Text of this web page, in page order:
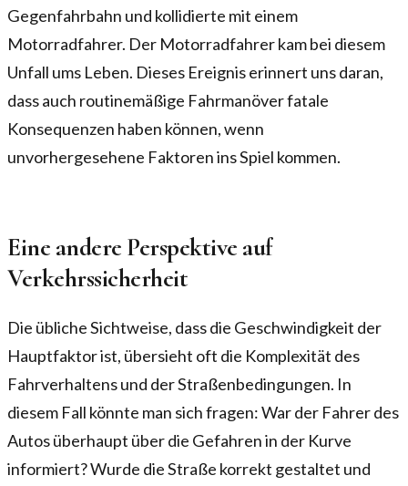
Gegenfahrbahn und kollidierte mit einem
Motorradfahrer. Der Motorradfahrer kam bei diesem
Unfall ums Leben. Dieses Ereignis erinnert uns daran,
dass auch routinemäßige Fahrmanöver fatale
Konsequenzen haben können, wenn
unvorhergesehene Faktoren ins Spiel kommen.
Eine andere Perspektive auf
Verkehrssicherheit
Die übliche Sichtweise, dass die Geschwindigkeit der
Hauptfaktor ist, übersieht oft die Komplexität des
Fahrverhaltens und der Straßenbedingungen. In
diesem Fall könnte man sich fragen: War der Fahrer des
Autos überhaupt über die Gefahren in der Kurve
informiert? Wurde die Straße korrekt gestaltet und